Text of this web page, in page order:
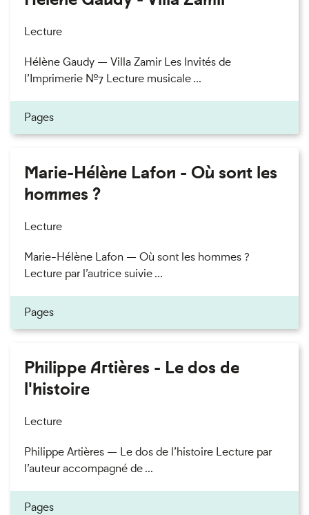
Lecture
Hélène Gaudy — Villa Zamir Les Invités de
l’Imprimerie n°7 Lecture musicale ...
Pages
Marie-Hélène Lafon - Où sont les
hommes ?
Lecture
Marie-Hélène Lafon — Où sont les hommes ?
Lecture par l’autrice suivie ...
Pages
Philippe Artières - Le dos de
l'histoire
Lecture
Philippe Artières — Le dos de l’histoire Lecture par
l’auteur accompagné de ...
Pages